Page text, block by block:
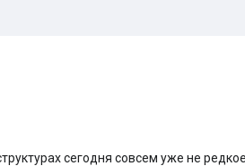
сегодня совсем уже не